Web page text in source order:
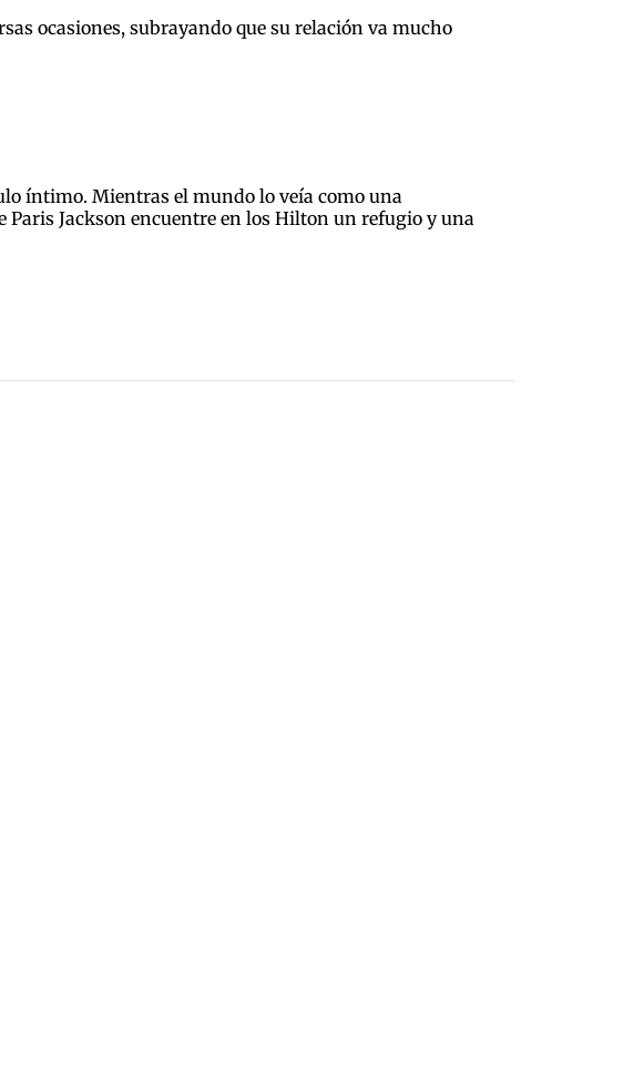
ocasiones, subrayando que su relación va mucho
íntimo. Mientras el mundo lo veía como una
Paris Jackson encuentre en los Hilton un refugio y una